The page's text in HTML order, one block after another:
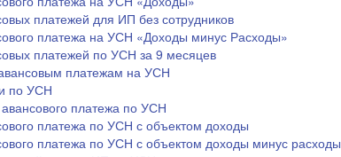
платежей для ИП без сотрудников
платежа на УСН «Доходы минус Расходы»
платежей по УСН за 9 месяцев
платежам на УСН
по УСН
платежа по УСН
платежа по УСН с объектом доходы
платежа по УСН с объектом доходы минус расходы